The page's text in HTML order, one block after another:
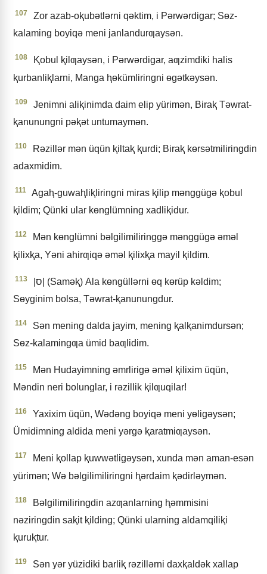
107
Zor azab-oⱪubǝtlǝrni qǝktim, i Pǝrwǝrdigar; Sɵz-
kalaming boyiqǝ meni janlandurƣaysǝn.
108
Ⱪobul ⱪilƣaysǝn, i Pǝrwǝrdigar, aƣzimdiki halis
ⱪurbanliⱪlarni, Manga ⱨɵkümliringni ɵgǝtkǝysǝn.
109
Jenimni aliⱪinimda daim elip yürimǝn, Biraⱪ Tǝwrat-
ⱪanunungni pǝⱪǝt untumaymǝn.
110
Rǝzillǝr mǝn üqün ⱪiltaⱪ ⱪurdi; Biraⱪ kɵrsǝtmiliringdin
adaxmidim.
111
Agaⱨ-guwaⱨliⱪliringni miras ⱪilip mǝnggügǝ ⱪobul
ⱪildim; Qünki ular kɵnglümning xadliⱪidur.
112
Mǝn kɵnglümni bǝlgilimiliringgǝ mǝnggügǝ ǝmǝl
ⱪilixⱪa, Yǝni ahirƣiqǝ ǝmǝl ⱪilixⱪa mayil ⱪildim.
113
Sɵyginim bolsa, Tǝwrat-ⱪanunungdur.
114
Sǝn mening dalda jayim, mening ⱪalⱪanimdursǝn;
Sɵz-kalamingƣa ümid baƣlidim.
115
Mǝn Hudayimning ǝmrlirigǝ ǝmǝl ⱪilixim üqün,
Mǝndin neri bolunglar, i rǝzillik ⱪilƣuqilar!
116
Yaxixim üqün, Wǝdǝng boyiqǝ meni yɵligǝysǝn;
Ümidimning aldida meni yǝrgǝ ⱪaratmiƣaysǝn.
117
Meni ⱪollap ⱪuwwǝtligǝysǝn, xunda mǝn aman-esǝn
yürimǝn; Wǝ bǝlgilimiliringni ⱨǝrdaim ⱪǝdirlǝymǝn.
118
Bǝlgilimiliringdin azƣanlarning ⱨǝmmisini
nǝziringdin saⱪit ⱪilding; Qünki ularning aldamqiliⱪi
ⱪuruⱪtur.
119
Sǝn yǝr yüzidiki barliⱪ rǝzillǝrni daxⱪaldǝk xallap